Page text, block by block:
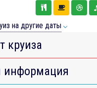
на другие даты
круиза
информация